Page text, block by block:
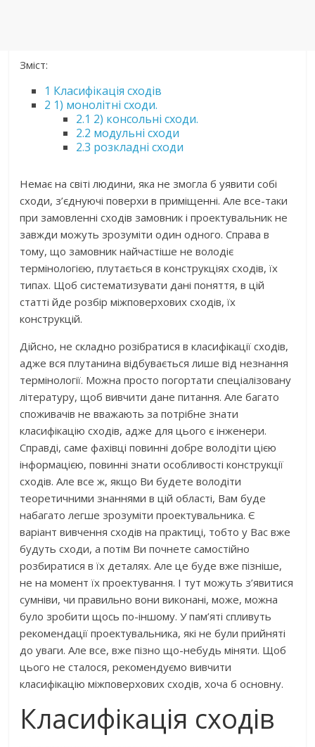
Зміст:
1 Класифікація сходів
2 1) монолітні сходи.
2.1 2) консольні сходи.
2.2 модульні сходи
2.3 розкладні сходи
Немає на світі людини, яка не змогла б уявити собі
сходи, з’єднуючі поверхи в приміщенні. Але все-таки
при замовленні сходів замовник і проектувальник не
завжди можуть зрозуміти один одного. Справа в
тому, що замовник найчастіше не володіє
термінологією, плутається в конструкціях сходів, їх
типах. Щоб систематизувати дані поняття, в цій
статті йде розбір міжповерхових сходів, їх
конструкцій.
Дійсно, не складно розібратися в класифікації сходів,
адже вся плутанина відбувається лише від незнання
термінології. Можна просто погортати спеціалізовану
літературу, щоб вивчити дане питання. Але багато
споживачів не вважають за потрібне знати
класифікацію сходів, адже для цього є інженери.
Справді, саме фахівці повинні добре володіти цією
інформацією, повинні знати особливості конструкції
сходів. Але все ж, якщо Ви будете володіти
теоретичними знаннями в цій області, Вам буде
набагато легше зрозуміти проектувальника. Є
варіант вивчення сходів на практиці, тобто у Вас вже
будуть сходи, а потім Ви почнете самостійно
розбиратися в їх деталях. Але це буде вже пізніше,
не на момент їх проектування. І тут можуть з’явитися
сумніви, чи правильно вони виконані, може, можна
було зробити щось по-іншому. У пам’яті спливуть
рекомендації проектувальника, які не були прийняті
до уваги. Але все, вже пізно що-небудь міняти. Щоб
цього не сталося, рекомендуємо вивчити
класифікацію міжповерхових сходів, хоча б основну.
Класифікація сходів